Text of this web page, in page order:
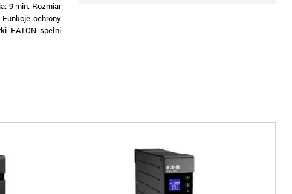
9 min. Rozmiar
ochrony
EATON spełni